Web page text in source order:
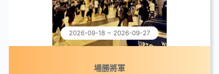
2026-09-18 ~ 2026-09-27
場勝將軍